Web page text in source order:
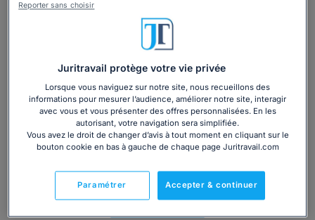
Vous souhaitez une consultation par
téléphone ?
Consulter immédiatement
ou appelez le01 75 75 42 33(8h à 21h du lundi au
Vous êtes avocat ?
Juritravail protège votre vie privée
Lorsque vous naviguez sur notre site, nous recueillons des
informations pour mesurer l’audience, améliorer notre site, interagir
avec vous et vous présenter des offres personnalisées. En les
autorisant, votre navigation sera simplifiée.
Vous avez le droit de changer d’avis à tout moment en cliquant sur le
bouton cookie en bas à gauche de chaque page Juritravail.com
Accepter & continuer
Paramétrer
Reporter sans choisir